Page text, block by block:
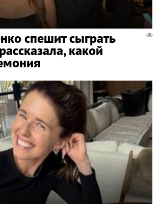
спешит сыграть
какой